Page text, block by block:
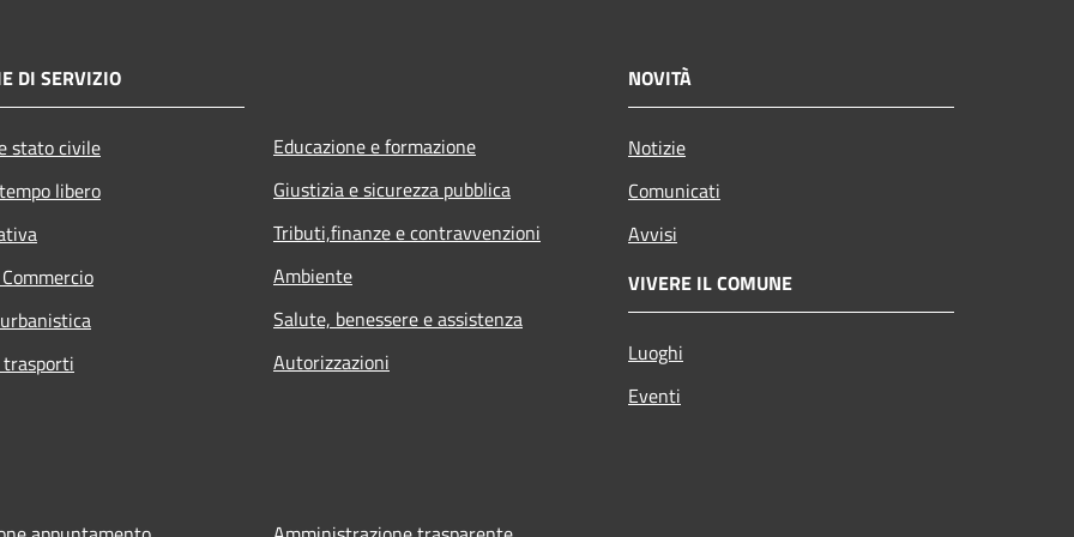
DI SERVIZIO
stato civile
libero
Educazione e formazione
Giustizia e sicurezza pubblica
Tributi,finanze e contravvenzioni
Ambiente
Salute, benessere e assistenza
Autorizzazioni
NOVITÀ
Notizie
Comunicati
Avvisi
VIVERE IL COMUNE
Luoghi
Eventi